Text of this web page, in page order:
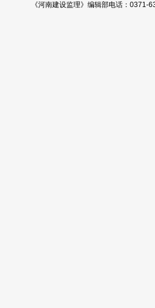
《河南建设监理》编辑部电话：